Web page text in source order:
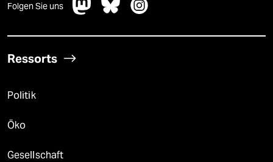
Folgen Sie uns
Ressorts
Politik
Öko
Gesellschaft